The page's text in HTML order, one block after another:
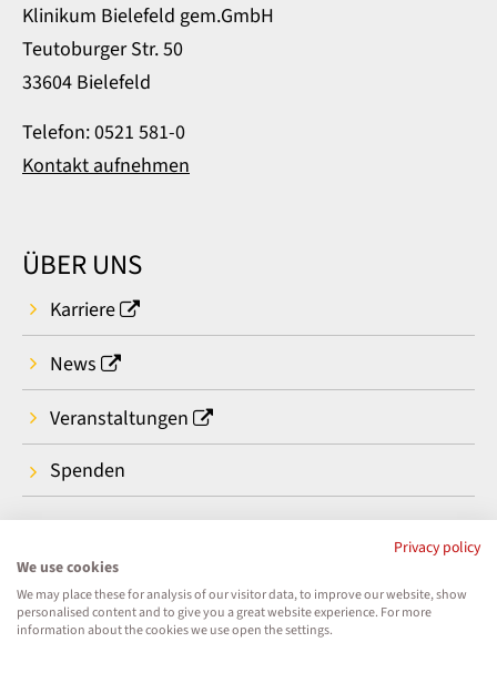
Klinikum Bielefeld gem.GmbH
Teutoburger Str. 50
33604 Bielefeld
Telefon: 0521 581-0
Kontakt aufnehmen
ÜBER UNS
Karriere
News
Veranstaltungen
Spenden
Privacy policy
We use cookies
We may place these for analysis of our visitor data, to improve our website, show
personalised content and to give you a great website experience. For more
information about the cookies we use open the settings.